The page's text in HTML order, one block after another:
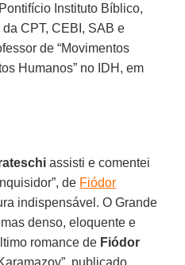
Instituto Bíblico,
CPT, CEBI, SAB e
de “Movimentos
Humanos” no IDH, em
assisti e comentei
de Fiódor
indispensável. O Grande
denso, eloquente e
romance de Fiódor
publicado